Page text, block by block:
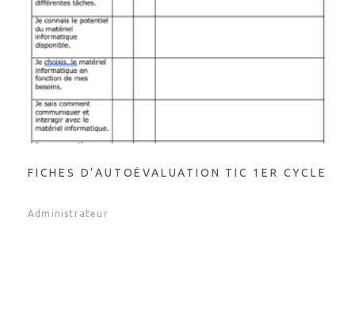
FICHES D’AUTOÉVALUATION TIC 1ER CYCLE
Administrateur